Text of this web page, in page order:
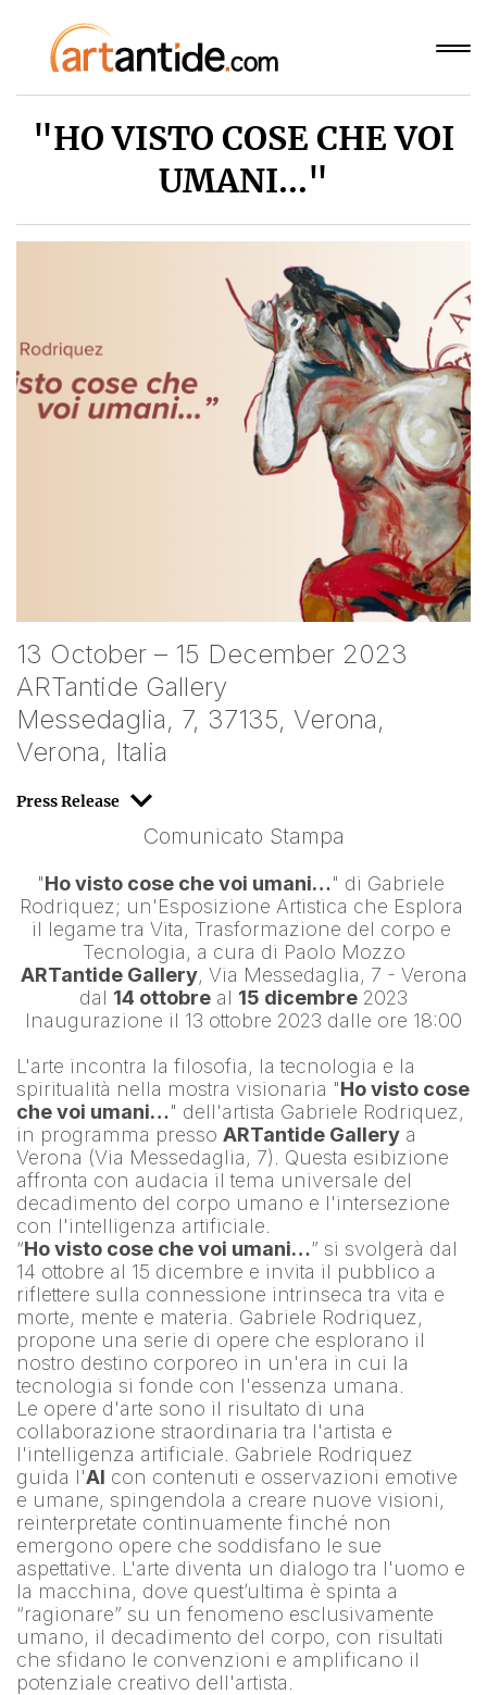
"HO VISTO COSE CHE VOI
UMANI..."
13 October – 15 December 2023
ARTantide Gallery
Messedaglia, 7, 37135, Verona,
Verona, Italia
Press Release
Comunicato Stampa
"Ho visto cose che voi umani…" di Gabriele
Rodriquez; un'Esposizione Artistica che Esplora
il legame tra Vita, Trasformazione del corpo e
Tecnologia, a cura di Paolo Mozzo
ARTantide Gallery, Via Messedaglia, 7 - Verona
dal 14 ottobre al 15 dicembre 2023
Inaugurazione il 13 ottobre 2023 dalle ore 18:00
L'arte incontra la filosofia, la tecnologia e la
spiritualità nella mostra visionaria "Ho visto cose
che voi umani…" dell'artista Gabriele Rodriquez,
in programma presso ARTantide Gallery a
Verona (Via Messedaglia, 7). Questa esibizione
affronta con audacia il tema universale del
decadimento del corpo umano e l'intersezione
con l'intelligenza artificiale.
“Ho visto cose che voi umani…” si svolgerà dal
14 ottobre al 15 dicembre e invita il pubblico a
riflettere sulla connessione intrinseca tra vita e
morte, mente e materia. Gabriele Rodriquez,
propone una serie di opere che esplorano il
nostro destino corporeo in un'era in cui la
tecnologia si fonde con l'essenza umana.
Le opere d'arte sono il risultato di una
collaborazione straordinaria tra l'artista e
l'intelligenza artificiale. Gabriele Rodriquez
guida l'AI con contenuti e osservazioni emotive
e umane, spingendola a creare nuove visioni,
reinterpretate continuamente finché non
emergono opere che soddisfano le sue
aspettative. L'arte diventa un dialogo tra l'uomo e
la macchina, dove quest’ultima è spinta a
“ragionare” su un fenomeno esclusivamente
umano, il decadimento del corpo, con risultati
che sfidano le convenzioni e amplificano il
potenziale creativo dell'artista.